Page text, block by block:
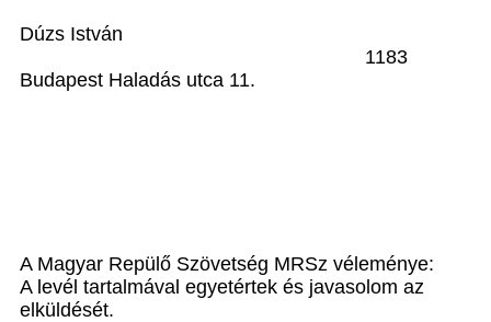
Dúzs István
1183
Budapest Haladás utca 11.
A Magyar Repülő Szövetség MRSz véleménye:
A levél tartalmával egyetértek és javasolom az
elküldését.